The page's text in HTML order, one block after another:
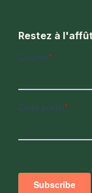
Restez à